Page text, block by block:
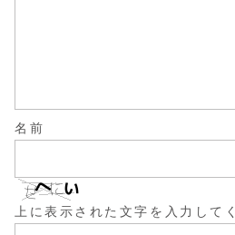
名前
上に表示された文字を入力して